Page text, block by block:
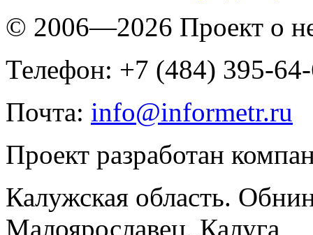
© 2006—2026 Проект о
Телефон: +7 (484) 395-
Почта: info@informetr.ru
Проект разработан
Калужская область.
Малоярославец, Калуга